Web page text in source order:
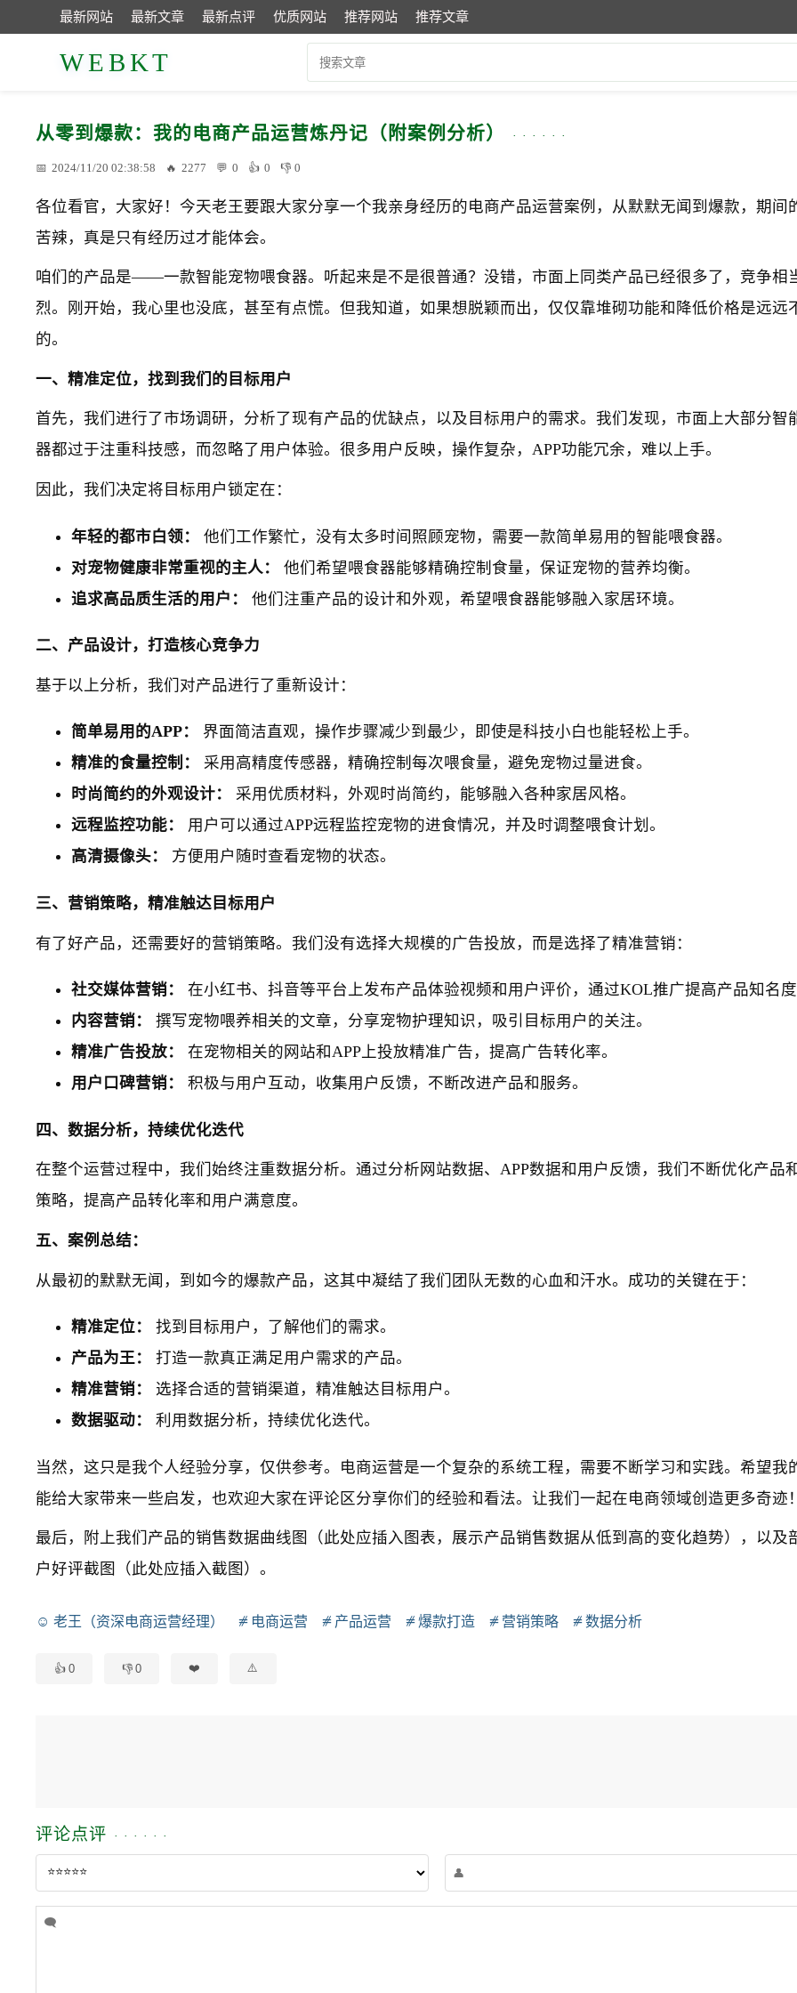
最新网站 最新文章 最新点评 优质网站 推荐网站 推荐文章
WEBKT
从零到爆款：我的电商产品运营炼丹记（附案例分析）
2024/11/20 02:38:58 2277 0 0 0
各位看官，大家好！今天老王要跟大家分享一个我亲身经历的电商产品运营案例，从默默无闻到爆款，期间
苦辣，真是只有经历过才能体会。
咱们的产品是——一款智能宠物喂食器。听起来是不是很普通？没错，市面上同类产品已经很多了，竞争相
烈。刚开始，我心里也没底，甚至有点慌。但我知道，如果想脱颖而出，仅仅靠堆砌功能和降低价格是远远
的。
一、精准定位，找到我们的目标用户
首先，我们进行了市场调研，分析了现有产品的优缺点，以及目标用户的需求。我们发现，市面上大部分智
器都过于注重科技感，而忽略了用户体验。很多用户反映，操作复杂，APP功能冗余，难以上手。
因此，我们决定将目标用户锁定在：
年轻的都市白领：
他们工作繁忙，没有太多时间照顾宠物，需要一款简单易用的智能喂食器。
对宠物健康非常重视的主人：
他们希望喂食器能够精确控制食量，保证宠物的营养均衡。
追求高品质生活的用户：
他们注重产品的设计和外观，希望喂食器能够融入家居环境。
二、产品设计，打造核心竞争力
基于以上分析，我们对产品进行了重新设计：
简单易用的APP：
界面简洁直观，操作步骤减少到最少，即使是科技小白也能轻松上手。
精准的食量控制：
采用高精度传感器，精确控制每次喂食量，避免宠物过量进食。
时尚简约的外观设计：
采用优质材料，外观时尚简约，能够融入各种家居风格。
远程监控功能：
用户可以通过APP远程监控宠物的进食情况，并及时调整喂食计划。
高清摄像头：
方便用户随时查看宠物的状态。
三、营销策略，精准触达目标用户
有了好产品，还需要好的营销策略。我们没有选择大规模的广告投放，而是选择了精准营销：
社交媒体营销：
在小红书、抖音等平台上发布产品体验视频和用户评价，通过KOL推广提高产品知名度
内容营销：
撰写宠物喂养相关的文章，分享宠物护理知识，吸引目标用户的关注。
精准广告投放：
在宠物相关的网站和APP上投放精准广告，提高广告转化率。
用户口碑营销：
积极与用户互动，收集用户反馈，不断改进产品和服务。
四、数据分析，持续优化迭代
在整个运营过程中，我们始终注重数据分析。通过分析网站数据、APP数据和用户反馈，我们不断优化产品
策略，提高产品转化率和用户满意度。
五、案例总结：
从最初的默默无闻，到如今的爆款产品，这其中凝结了我们团队无数的心血和汗水。成功的关键在于：
精准定位：
找到目标用户，了解他们的需求。
产品为王：
打造一款真正满足用户需求的产品。
精准营销：
选择合适的营销渠道，精准触达目标用户。
数据驱动：
利用数据分析，持续优化迭代。
当然，这只是我个人经验分享，仅供参考。电商运营是一个复杂的系统工程，需要不断学习和实践。希望我
能给大家带来一些启发，也欢迎大家在评论区分享你们的经验和看法。让我们一起在电商领域创造更多奇迹！
最后，附上我们产品的销售数据曲线图（此处应插入图表，展示产品销售数据从低到高的变化趋势），以及
户好评截图（此处应插入截图）。
老王（资深电商运营经理） 电商运营 产品运营 爆款打造 营销策略 数据分析
0 0
评论点评